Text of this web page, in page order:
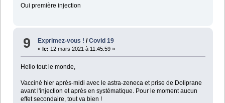
Oui première injection
9 Exprimez-vous ! /Covid 19
«le: 12 mars 2021 à 11:45:59 »
Hello tout le monde,
Vacciné hier après-midi avec le astra-zeneca et prise de Doliprane
avant l'injection et après en systématique. Pour le moment aucun
effet secondaire, tout va bien !